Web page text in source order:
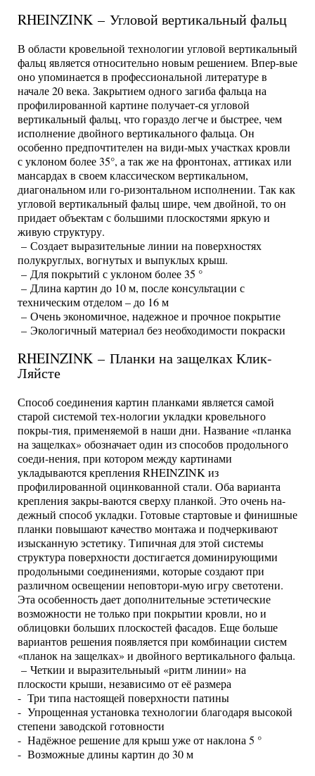
RHEINZINK – Угловой вертикальный фальц
В области кровельной технологии угловой вертикальный
фальц является относительно новым решением. Впер-вые
оно упоминается в профессиональной литературе в
начале 20 века. Закрытием одного загиба фальца на
профилированной картине получает-ся угловой
вертикальный фальц, что гораздо легче и быстрее, чем
исполнение двойного вертикального фальца. Он
особенно предпочтителен на види-мых участках кровли
с уклоном более 35°, а так же на фронтонах, аттиках или
мансардах в своем классическом вертикальном,
диагональном или го-ризонтальном исполнении. Так как
угловой вертикальный фальц шире, чем двойной, то он
придает объектам с большими плоскостями яркую и
живую структуру.
– Создает выразительные линии на поверхностях
полукруглых, вогнутых и выпуклых крыш.
– Для покрытий с уклоном более 35 °
– Длина картин до 10 м, после консультации с
техническим отделом – до 16 м
– Очень экономичное, надежное и прочное покрытие
– Экологичный материал без необходимости покраски
RHEINZINK – Планки на защелках Клик-
Ляйсте
Способ соединения картин планками является самой
старой системой тех-нологии укладки кровельного
покры-тия, применяемой в наши дни. Название «планка
на защелках» обозначает один из способов продольного
соеди-нения, при котором между картинами
укладываются крепления RHEINZINK из
профилированной оцинкованной стали. Оба варианта
крепления закры-ваются сверху планкой. Это очень на-
дежный способ укладки. Готовые стартовые и финишные
планки повышают качество монтажа и подчеркивают
изысканную эстетику. Типичная для этой системы
структура поверхности достигается доминирующими
продольными соединениями, которые создают при
различном освещении неповтори-мую игру светотени.
Эта особенность дает дополнительные эстетические
возможности не только при покрытии кровли, но и
облицовки больших плоскостей фасадов. Еще больше
вариантов решения появляется при комбинации систем
«планок на защелках» и двойного вертикального фальца.
– Четкии и выразительныый «ритм линии» на
плоскости крыши, независимо от её размера
- Три типа настоящей поверхности патины
- Упрощенная установка технологии благодаря высокой
степени заводской готовности
- Надёжное решение для крыш уже от наклона 5 °
- Возможные длины картин до 30 м